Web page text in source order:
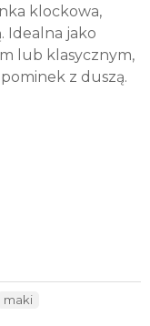
klockowa,
Idealna jako
lub klasycznym,
z duszą.
maki